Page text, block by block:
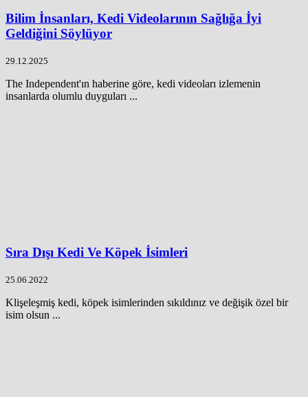
Bilim İnsanları, Kedi Videolarının Sağlığa İyi
Geldiğini Söylüyor
29.12.2025
The Independent'ın haberine göre, kedi videoları izlemenin
insanlarda olumlu duyguları ...
Sıra Dışı Kedi Ve Köpek İsimleri
25.06.2022
Klişeleşmiş kedi, köpek isimlerinden sıkıldınız ve değişik özel bir
isim olsun ...